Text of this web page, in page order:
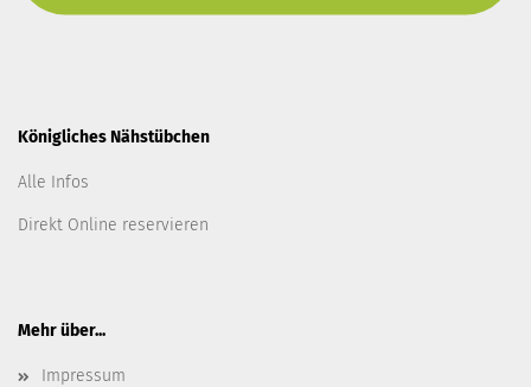
Königliches Nähstübchen
Alle Infos
Direkt Online reservieren
Mehr über...
Impressum